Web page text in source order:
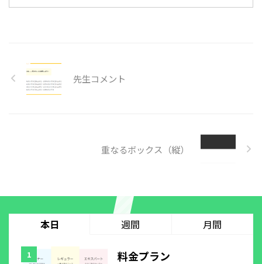
先生コメント
重なるボックス（縦）
本日 週間 月間
料金プラン